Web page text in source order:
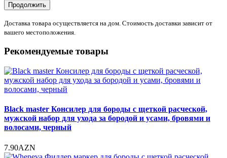
Продолжить
Доставка товара осуществляется на дом. Стоимость доставки зависит от
вашего местоположения.
Рекомендуемые товары
Black master Консилер для бороды с щеткой расческой,
мужской набор для ухода за бородой и усами, бровями и
волосами, черный
7.90AZN